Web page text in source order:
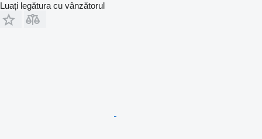
Luați legătura cu vânzătorul